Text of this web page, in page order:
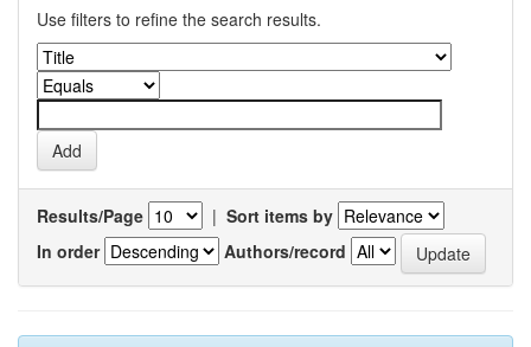
Use filters to refine the search results.
Results/Page | Sort items by
In order
Authors/record